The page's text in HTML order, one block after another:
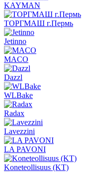
KAYMAN
ТОРГМАШ г.Пермь
Jetinno
MACO
Dazzl
WLBake
Radax
Lavezzini
LA PAVONI
Koneteollisuus (KT)